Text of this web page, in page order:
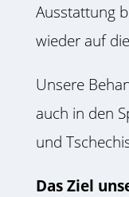
Ausstattung
wieder auf
Unsere
auch in den
und
Das Ziel